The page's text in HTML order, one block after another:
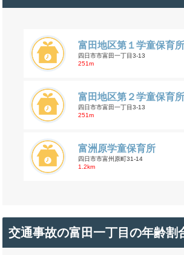
富田地区第１学童保育所
四日市市富田一丁目3-13
251m
富田地区第２学童保育所
四日市市富田一丁目3-13
251m
富洲原学童保育所
四日市市富州原町31-14
1.2km
交通事故の富田一丁目の年齢割